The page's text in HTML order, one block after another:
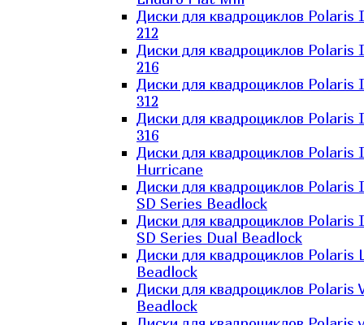
Диски для квадроциклов Polaris
212
Диски для квадроциклов Polaris
216
Диски для квадроциклов Polaris
312
Диски для квадроциклов Polaris
316
Диски для квадроциклов Polaris
Hurricane
Диски для квадроциклов Polaris
SD Series Beadlock
Диски для квадроциклов Polaris
SD Series Dual Beadlock
Диски для квадроциклов Polaris
Beadlock
Диски для квадроциклов Polaris
Beadlock